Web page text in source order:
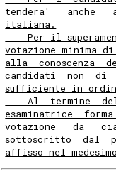
tendera'   anche
italiana.
Per il
votazione minima
alla  conoscenza
candidati  non  di
sufficiente in
Al  termine
esaminatrice
votazione   da
sottoscritto  dal
affisso nel